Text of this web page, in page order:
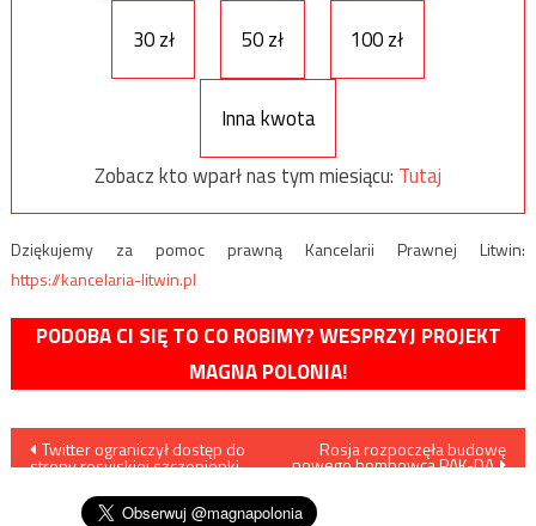
30 zł
50 zł 100 zł
Inna kwota
Zobacz kto wparł nas tym miesiącu: Tutaj
Dziękujemy za pomoc prawną Kancelarii Prawnej Litwin:
https://kancelaria-litwin.pl
PODOBA CI SIĘ TO CO ROBIMY? WESPRZYJ PROJEKT
MAGNA POLONIA!
Nawigacja
wpisu
Twitter ograniczył dostęp do
strony rosyjskiej szczepionki
Rosja rozpoczęła budowę
nowego bombowca PAK-DA